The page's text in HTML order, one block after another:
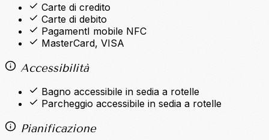
Carte di credito
Carte di debito
PagamentI mobile NFC
MasterCard, VISA
Accessibilità
Bagno accessibile in sedia a rotelle
Parcheggio accessibile in sedia a rotelle
Pianificazione